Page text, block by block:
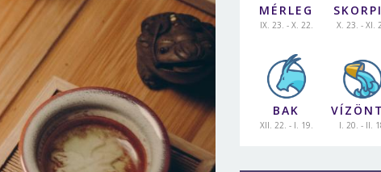
MÉRLEG
IX. 23. - X. 22. X. 23. - XI.
BAK
XII. 22. - I. 19. I. 20. - II.